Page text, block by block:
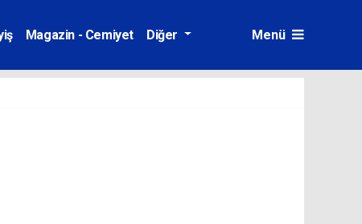
Magazin - Cemiyet Diğer Menü